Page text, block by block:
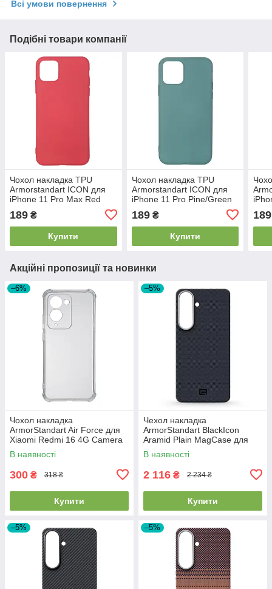
Всі умови повернення
Подібні товари компанії
Чохол накладка TPU
Armorstandart ICON для
iPhone 11 Pro Max Red
189 ₴
Купити
Чохол накладка TPU
Armorstandart ICON для
iPhone 11 Pro Pine/Green
189₴
Купити
189
Акційні пропозиції та новинки
–6%
Чохол накладка
ArmorStandart Air Force для
Xiaomi Redmi 16 4G Camera
cover Clear (ARM90951)
В наявності
300 ₴ 318 ₴
Купити
–5%
Чехол накладка
ArmorStandart BlackIcon
Aramid Plain MagCase для
Samsung S26 Plus Black
(ARM90165)
В наявності
2 116 ₴ 2 234 ₴
Купити
–5% –5%